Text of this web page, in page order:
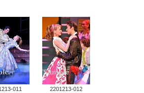
011
2201213-012